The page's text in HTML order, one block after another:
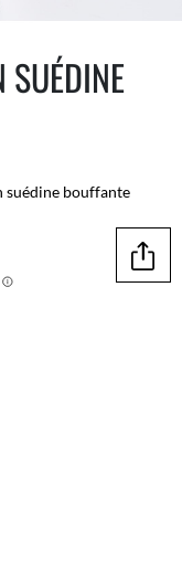
SUÉDINE
suédine bouffante